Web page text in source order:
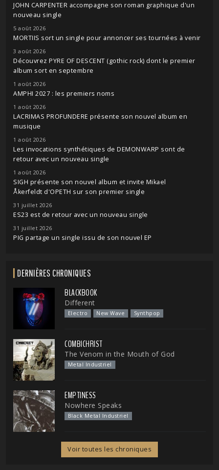
JOHN CARPENTER accompagne son roman graphique d'un
nouveau single
5 août 2026
MORTIIS sort un single pour annoncer ses tournées à venir
3 août 2026
Découvrez PYRE OF DESCENT (gothic rock) dont le premier
album sort en septembre
1 août 2026
AMPHI 2027 : les premiers noms
1 août 2026
LACRIMAS PROFUNDERE présente son nouvel album en
musique
1 août 2026
Les invocations synthétiques de DEMONWARP sont de
retour avec un nouveau single
1 août 2026
SIGH présente son nouvel album et invite Mikael
Åkerfeldt d'OPETH sur son premier single
31 juillet 2026
ES23 est de retour avec un nouveau single
31 juillet 2026
PIG partage un single issu de son nouvel EP
DERNIÈRES CHRONIQUES
BLACKBOOK
Different
Electro New Wave Synthpop
COMBICHRIST
The Venom in the Mouth of God
Metal Industriel
EMPTINESS
Nowhere Speaks
Black Metal Industriel
Voir toutes les chroniques